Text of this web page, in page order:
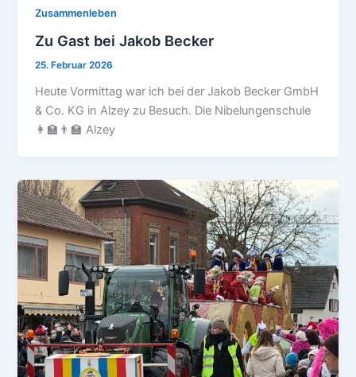
Zusammenleben
Zu Gast bei Jakob Becker
25. Februar 2026
Heute Vormittag war ich bei der Jakob Becker GmbH
& Co. KG in Alzey zu Besuch. Die Nibelungenschule
👩‍🏫👨‍🏫 Alzey